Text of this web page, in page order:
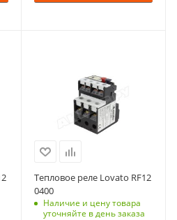
Тепловое реле Lovato RF12
0400
Наличие и цену товара
уточняйте в день заказа